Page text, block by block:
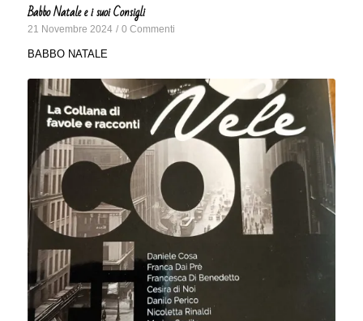
Babbo Natale e i suoi Consigli
21 Novembre 2024 / 0 Commenti
BABBO NATALE